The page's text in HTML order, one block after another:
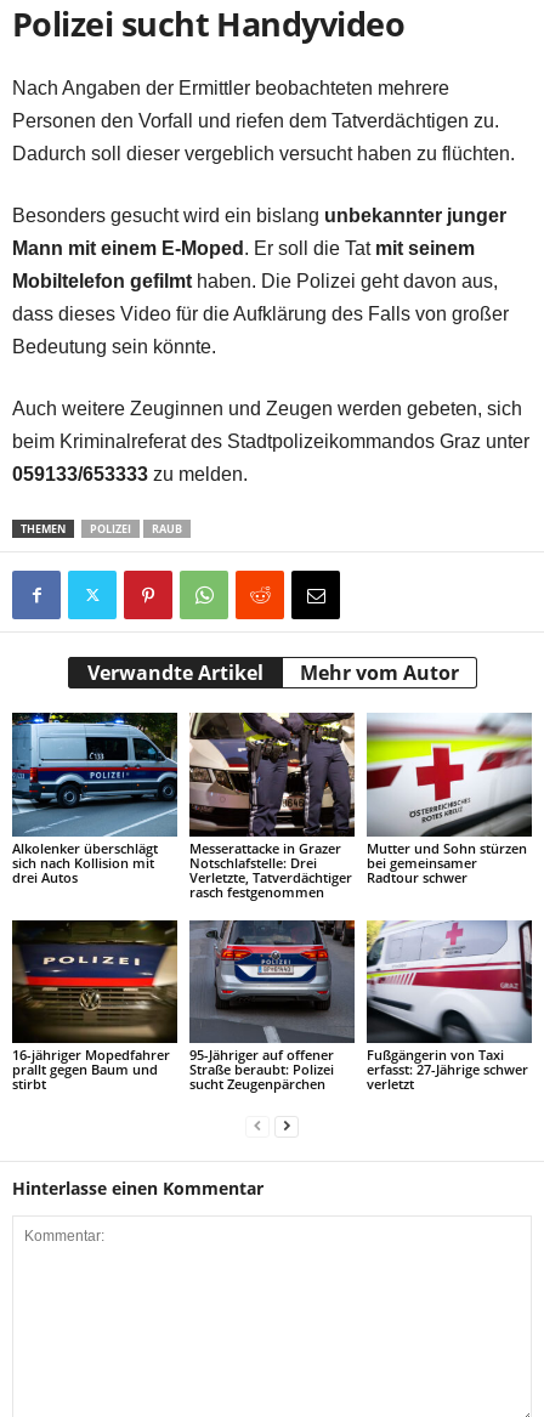
Polizei sucht Handyvideo
Nach Angaben der Ermittler beobachteten mehrere
Personen den Vorfall und riefen dem Tatverdächtigen zu.
Dadurch soll dieser vergeblich versucht haben zu flüchten.
Besonders gesucht wird ein bislang unbekannter junger
Mann mit einem E-Moped . Er soll die Tat mit seinem
Mobiltelefon gefilmt haben. Die Polizei geht davon aus,
dass dieses Video für die Aufklärung des Falls von großer
Bedeutung sein könnte.
Auch weitere Zeuginnen und Zeugen werden gebeten, sich
beim Kriminalreferat des Stadtpolizeikommandos Graz unter
059133/653333 zu melden.
THEMEN POLIZEI RAUB
Verwandte Artikel Mehr vom Autor
Alkolenker überschlägt
sich nach Kollision mit
drei Autos
Messerattacke in Grazer
Notschlafstelle: Drei
Verletzte, Tatverdächtiger
rasch festgenommen
Mutter und Sohn stürzen
bei gemeinsamer
Radtour schwer
16-jähriger Mopedfahrer
prallt gegen Baum und
stirbt
95-Jähriger auf offener
Straße beraubt: Polizei
sucht Zeugenpärchen
Fußgängerin von Taxi
erfasst: 27-Jährige schwer
verletzt
Hinterlasse einen Kommentar